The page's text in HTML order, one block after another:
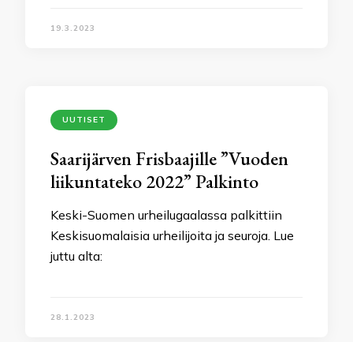
19.3.2023
UUTISET
Saarijärven Frisbaajille ”Vuoden
liikuntateko 2022” Palkinto
Keski-Suomen urheilugaalassa palkittiin
Keskisuomalaisia urheilijoita ja seuroja. Lue
juttu alta:
28.1.2023